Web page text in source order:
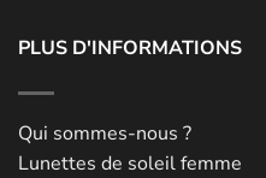
PLUS D'INFORMATIONS
Qui sommes-nous ?
Lunettes de soleil femme